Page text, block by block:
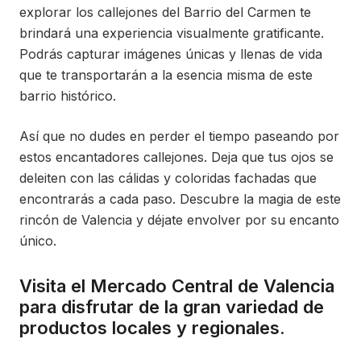
explorar los callejones del Barrio del Carmen te
brindará una experiencia visualmente gratificante.
Podrás capturar imágenes únicas y llenas de vida
que te transportarán a la esencia misma de este
barrio histórico.
Así que no dudes en perder el tiempo paseando por
estos encantadores callejones. Deja que tus ojos se
deleiten con las cálidas y coloridas fachadas que
encontrarás a cada paso. Descubre la magia de este
rincón de Valencia y déjate envolver por su encanto
único.
Visita el Mercado Central de Valencia
para disfrutar de la gran variedad de
productos locales y regionales.